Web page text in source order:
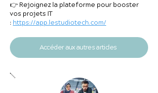
👉 Rejoignez la plateforme pour booster
vos projets IT
: https://app.lestudiotech.com/
Accéder aux autres articles